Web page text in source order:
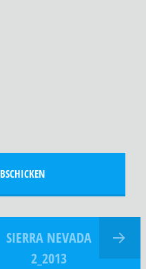
SIERRA NEVADA
2_2013